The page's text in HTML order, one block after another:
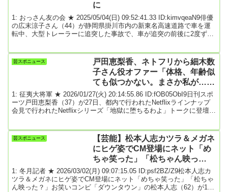
に
1: おっさん友の会 ★ 2025/05/04(日) 09:52:41.33 ID:kimvqeaN9俳優
の広末涼子さん（44）が静岡県掛川市内の新東名高速道路で車を運
転中、大型トレーラーに追突した事故で、車が追突の前後に2度ず
906: 名無しさん＠恐縮です 2025/05/04(日) 19:00:04.61 ID:5CroxiBs0
相手が軽なら死亡事故の加害者だわ...
芸スポニュース
戸田恵梨香、ネトフリから細木数
子さん役オファー「体格、年齢似
ても似つかない。まさか私が…」
地獄に堕ちるわよ
1: 征夷大将軍 ★ 2026/01/27(火) 20:14:55.86 ID:fOB05ObI9日刊スポ
ーツ戸田恵梨香（37）が27日、都内で行われたNetflixラインナップ
会見で行われたNetflixシリーズ「地獄に堕ちるわよ」トークに登壇し
齢だったり、私には似ても似つかない女性。まさか、私がやるなん
て思わなかったですし、どこの年齢を描くんだろうという不安もあ
芸スポニュース
【芸能】松本人志カツラ＆メガネ
にヒゲ姿でCM登場にネット「め
ちゃ笑った」「松ちゃん映っ
た？」★2
1: 冬月記者 ★ 2026/03/02(月) 09:07:15.05 ID:psf2BZ/Z9松本人志カ
ツラ＆メガネにヒゲ姿でCM登場にネット「めちゃ笑った」「松ちゃ
ん映った？」お笑いコンビ「ダウンタウン」の松本人志（62）が1日